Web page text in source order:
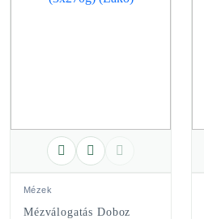
Mézek
Mézválogatás Doboz